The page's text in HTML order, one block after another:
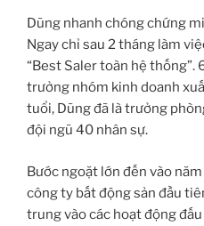
Dũng nhanh chóng chứng
Ngay chỉ sau 2 tháng làm
“Best Saler toàn hệ thống”.
trưởng nhóm kinh doanh
tuổi, Dũng đã là trưởng
đội ngũ 40 nhân sự.
Bước ngoặt lớn đến vào
công ty bất động sản đầu
trung vào các hoạt động